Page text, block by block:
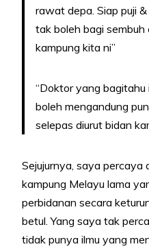
rawat depa. Siap puji
tak boleh bagi sembuh
kampung kita ni”
“Doktor yang
boleh mengandung
selepas diurut bidan
Sejujurnya, saya percaya
kampung Melayu lama
perbidanan secara
betul. Yang saya tak
tidak punya ilmu yang